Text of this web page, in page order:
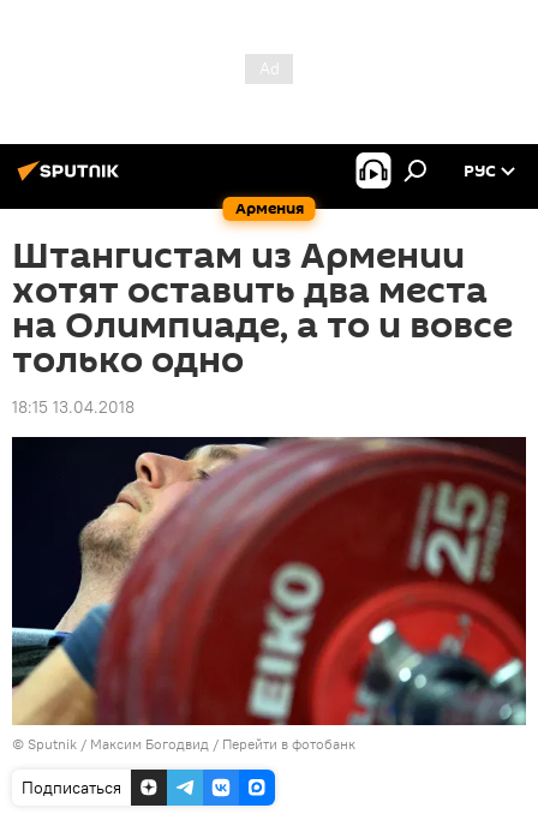
Армения
РУС
Штангистам из Армении
хотят оставить два места
на Олимпиаде, а то и вовсе
только одно
18:15 13.04.2018
© Sputnik / Максим Богодвид / Перейти в фотобанк
Подписаться